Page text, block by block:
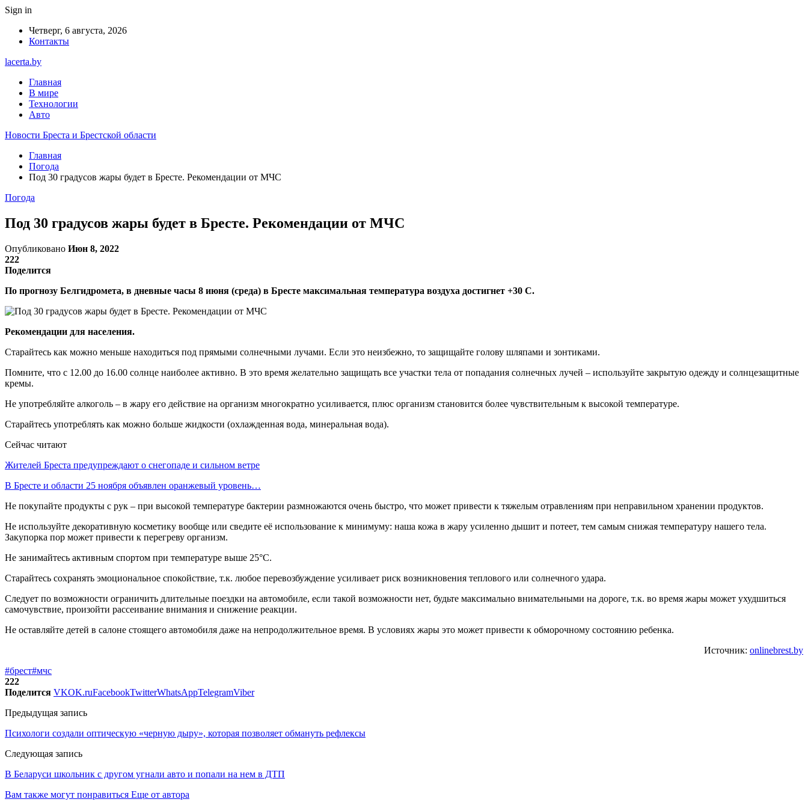
Sign in
Четверг, 6 августа, 2026
Контакты
lacerta.by
Главная
В мире
Технологии
Авто
Новости Бреста и Брестской области
Главная
Погода
Под 30 градусов жары будет в Бресте. Рекомендации от МЧС
Погода
Под 30 градусов жары будет в Бресте. Рекомендации от МЧС
Опубликовано Июн 8, 2022
222
Поделится
По прогнозу Белгидромета, в дневные часы 8 июня (среда) в Бресте максимальная температура воздуха достигнет +30 С.
Рекомендации для населения.
Старайтесь как можно меньше находиться под прямыми солнечными лучами. Если это неизбежно, то защищайте голову шляпами и зонтиками.
Помните, что с 12.00 до 16.00 солнце наиболее активно. В это время желательно защищать все участки тела от попадания солнечных лучей – используйте закрытую одежду и солнцезащитные
кремы.
Не употребляйте алкоголь – в жару его действие на организм многократно усиливается, плюс организм становится более чувствительным к высокой температуре.
Старайтесь употреблять как можно больше жидкости (охлажденная вода, минеральная вода).
Сейчас читают
Жителей Бреста предупреждают о снегопаде и сильном ветре
В Бресте и области 25 ноября объявлен оранжевый уровень…
Не покупайте продукты с рук – при высокой температуре бактерии размножаются очень быстро, что может привести к тяжелым отравлениям при неправильном хранении продуктов.
Не используйте декоративную косметику вообще или сведите её использование к минимуму: наша кожа в жару усиленно дышит и потеет, тем самым снижая температуру нашего тела.
Закупорка пор может привести к перегреву организм.
Не занимайтесь активным спортом при температуре выше 25°С.
Старайтесь сохранять эмоциональное спокойствие, т.к. любое перевозбуждение усиливает риск возникновения теплового или солнечного удара.
Следует по возможности ограничить длительные поездки на автомобиле, если такой возможности нет, будьте максимально внимательными на дороге, т.к. во время жары может ухудшиться
самочувствие, произойти рассеивание внимания и снижение реакции.
Не оставляйте детей в салоне стоящего автомобиля даже на непродолжительное время. В условиях жары это может привести к обморочному состоянию ребенка.
Источник: onlinebrest.by
#брест#мчс
222
Поделится VKOK.ruFacebookTwitterWhatsAppTelegramViber
Предыдущая запись
Психологи создали оптическую «черную дыру», которая позволяет обмануть рефлексы
Следующая запись
В Беларуси школьник с другом угнали авто и попали на нем в ДТП
Вам также могут понравиться Еще от автора